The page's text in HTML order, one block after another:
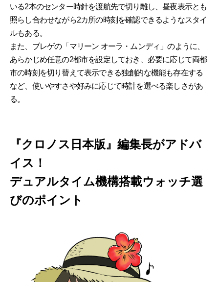
いる2本のセンター時針を渡航先で切り離し、昼夜表示とも
照らし合わせながら2カ所の時刻を確認できるようなスタイ
ルもある。
また、ブレゲの「マリーン オーラ・ムンディ」のように、
あらかじめ任意の2都市を設定しておき、必要に応じて両都
市の時刻を切り替えて表示できる独創的な機能も存在する
など、使いやすさや好みに応じて時計を選べる楽しさがあ
る。
『クロノス日本版』編集長がアドバ
イス！
デュアルタイム機構搭載ウォッチ選
びのポイント